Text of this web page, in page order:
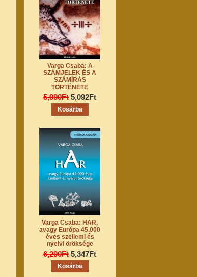
Varga Csaba: A
SZÁMJELEK ÉS A
SZÁMÍRÁS
TÖRTÉNETE
5,990Ft 5,092Ft
Varga Csaba: HAR,
avagy Európa 45.000
éves szellemi és
nyelvi öröksége
6,290Ft 5,347Ft